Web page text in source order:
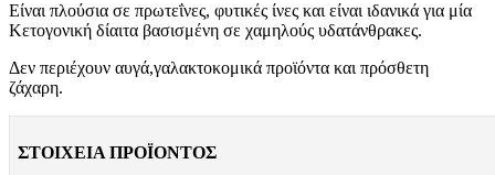
Είναι πλούσια σε πρωτεΐνες, φυτικές ίνες και είναι ιδανικά για μία
Κετογονική δίαιτα βασισμένη σε χαμηλούς υδατάνθρακες.
Δεν περιέχουν αυγά,γαλακτοκομικά προϊόντα και πρόσθετη
ζάχαρη.
ΣΤΟΙΧΕΙΑ ΠΡΟΪΟΝΤΟΣ